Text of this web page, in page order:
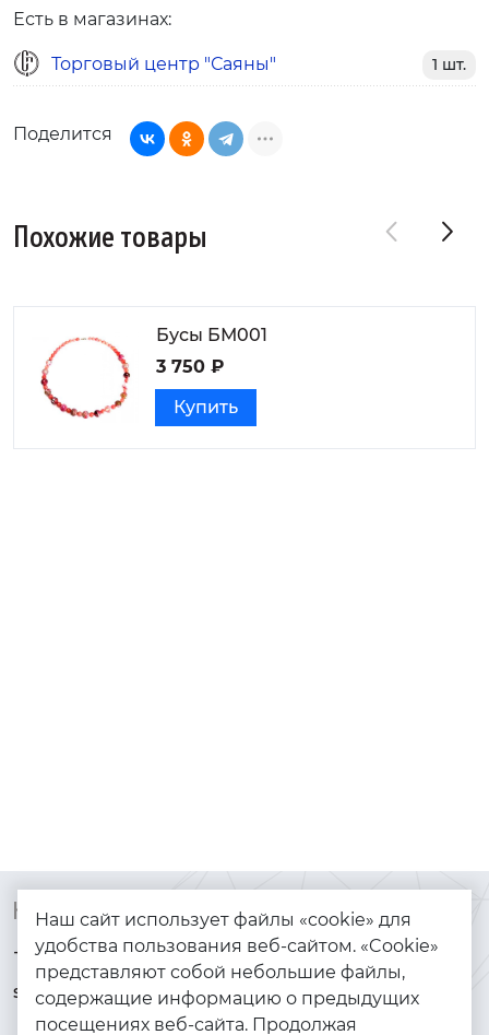
Есть в магазинах:
Торговый центр "Саяны" 1 шт.
Поделится
Похожие товары
Бусы БМ001
3 750 ₽
Купить
Контакты
+7 (925) 144-64-73
serebryanyye.grani@mail.ru
Каталог
Браслеты
Золото
Наш сайт использует файлы «cookie» для
удобства пользования веб-сайтом. «Cookie»
представляют собой небольшие файлы,
содержащие информацию о предыдущих
посещениях веб-сайта. Продолжая